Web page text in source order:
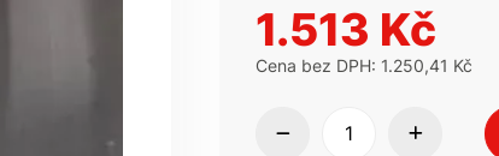
1.513 Kč
Cena bez DPH: 1.250,41 Kč